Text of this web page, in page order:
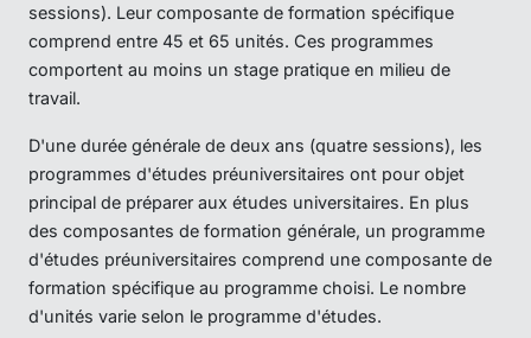
sessions). Leur composante de formation spécifique
comprend entre 45 et 65 unités. Ces programmes
comportent au moins un stage pratique en milieu de
travail.
D'une durée générale de deux ans (quatre sessions), les
programmes d'études préuniversitaires ont pour objet
principal de préparer aux études universitaires. En plus
des composantes de formation générale, un programme
d'études préuniversitaires comprend une composante de
formation spécifique au programme choisi. Le nombre
d'unités varie selon le programme d'études.